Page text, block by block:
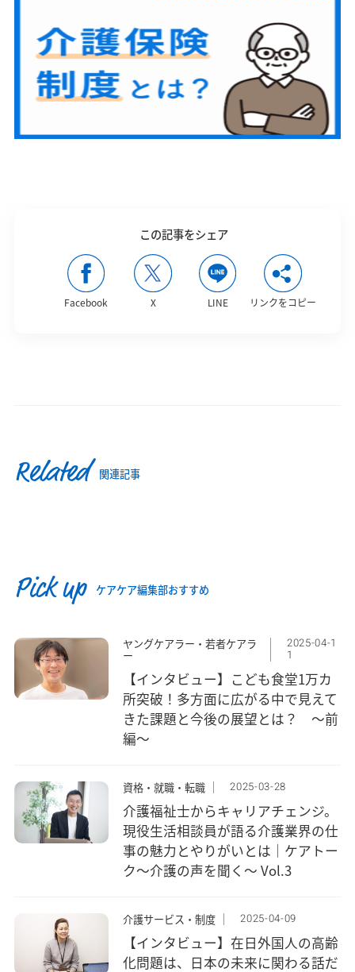
この記事をシェア
Facebook X LINE リンクをコピー
Related 関連記事
Pick up ケアケア編集部おすすめ
ヤングケアラー・若者ケアラ
ー
2025-04-1
1
【インタビュー】こども食堂1万カ
所突破！多方面に広がる中で見えて
きた課題と今後の展望とは？ ～前
編～
資格・就職・転職 2025-03-28
介護福祉士からキャリアチェンジ。
現役生活相談員が語る介護業界の仕
事の魅力とやりがいとは｜ケアトー
ク〜介護の声を聞く〜 Vol.3
介護サービス・制度 2025-04-09
【インタビュー】在日外国人の高齢
化問題は、日本の未来に関わる話だ